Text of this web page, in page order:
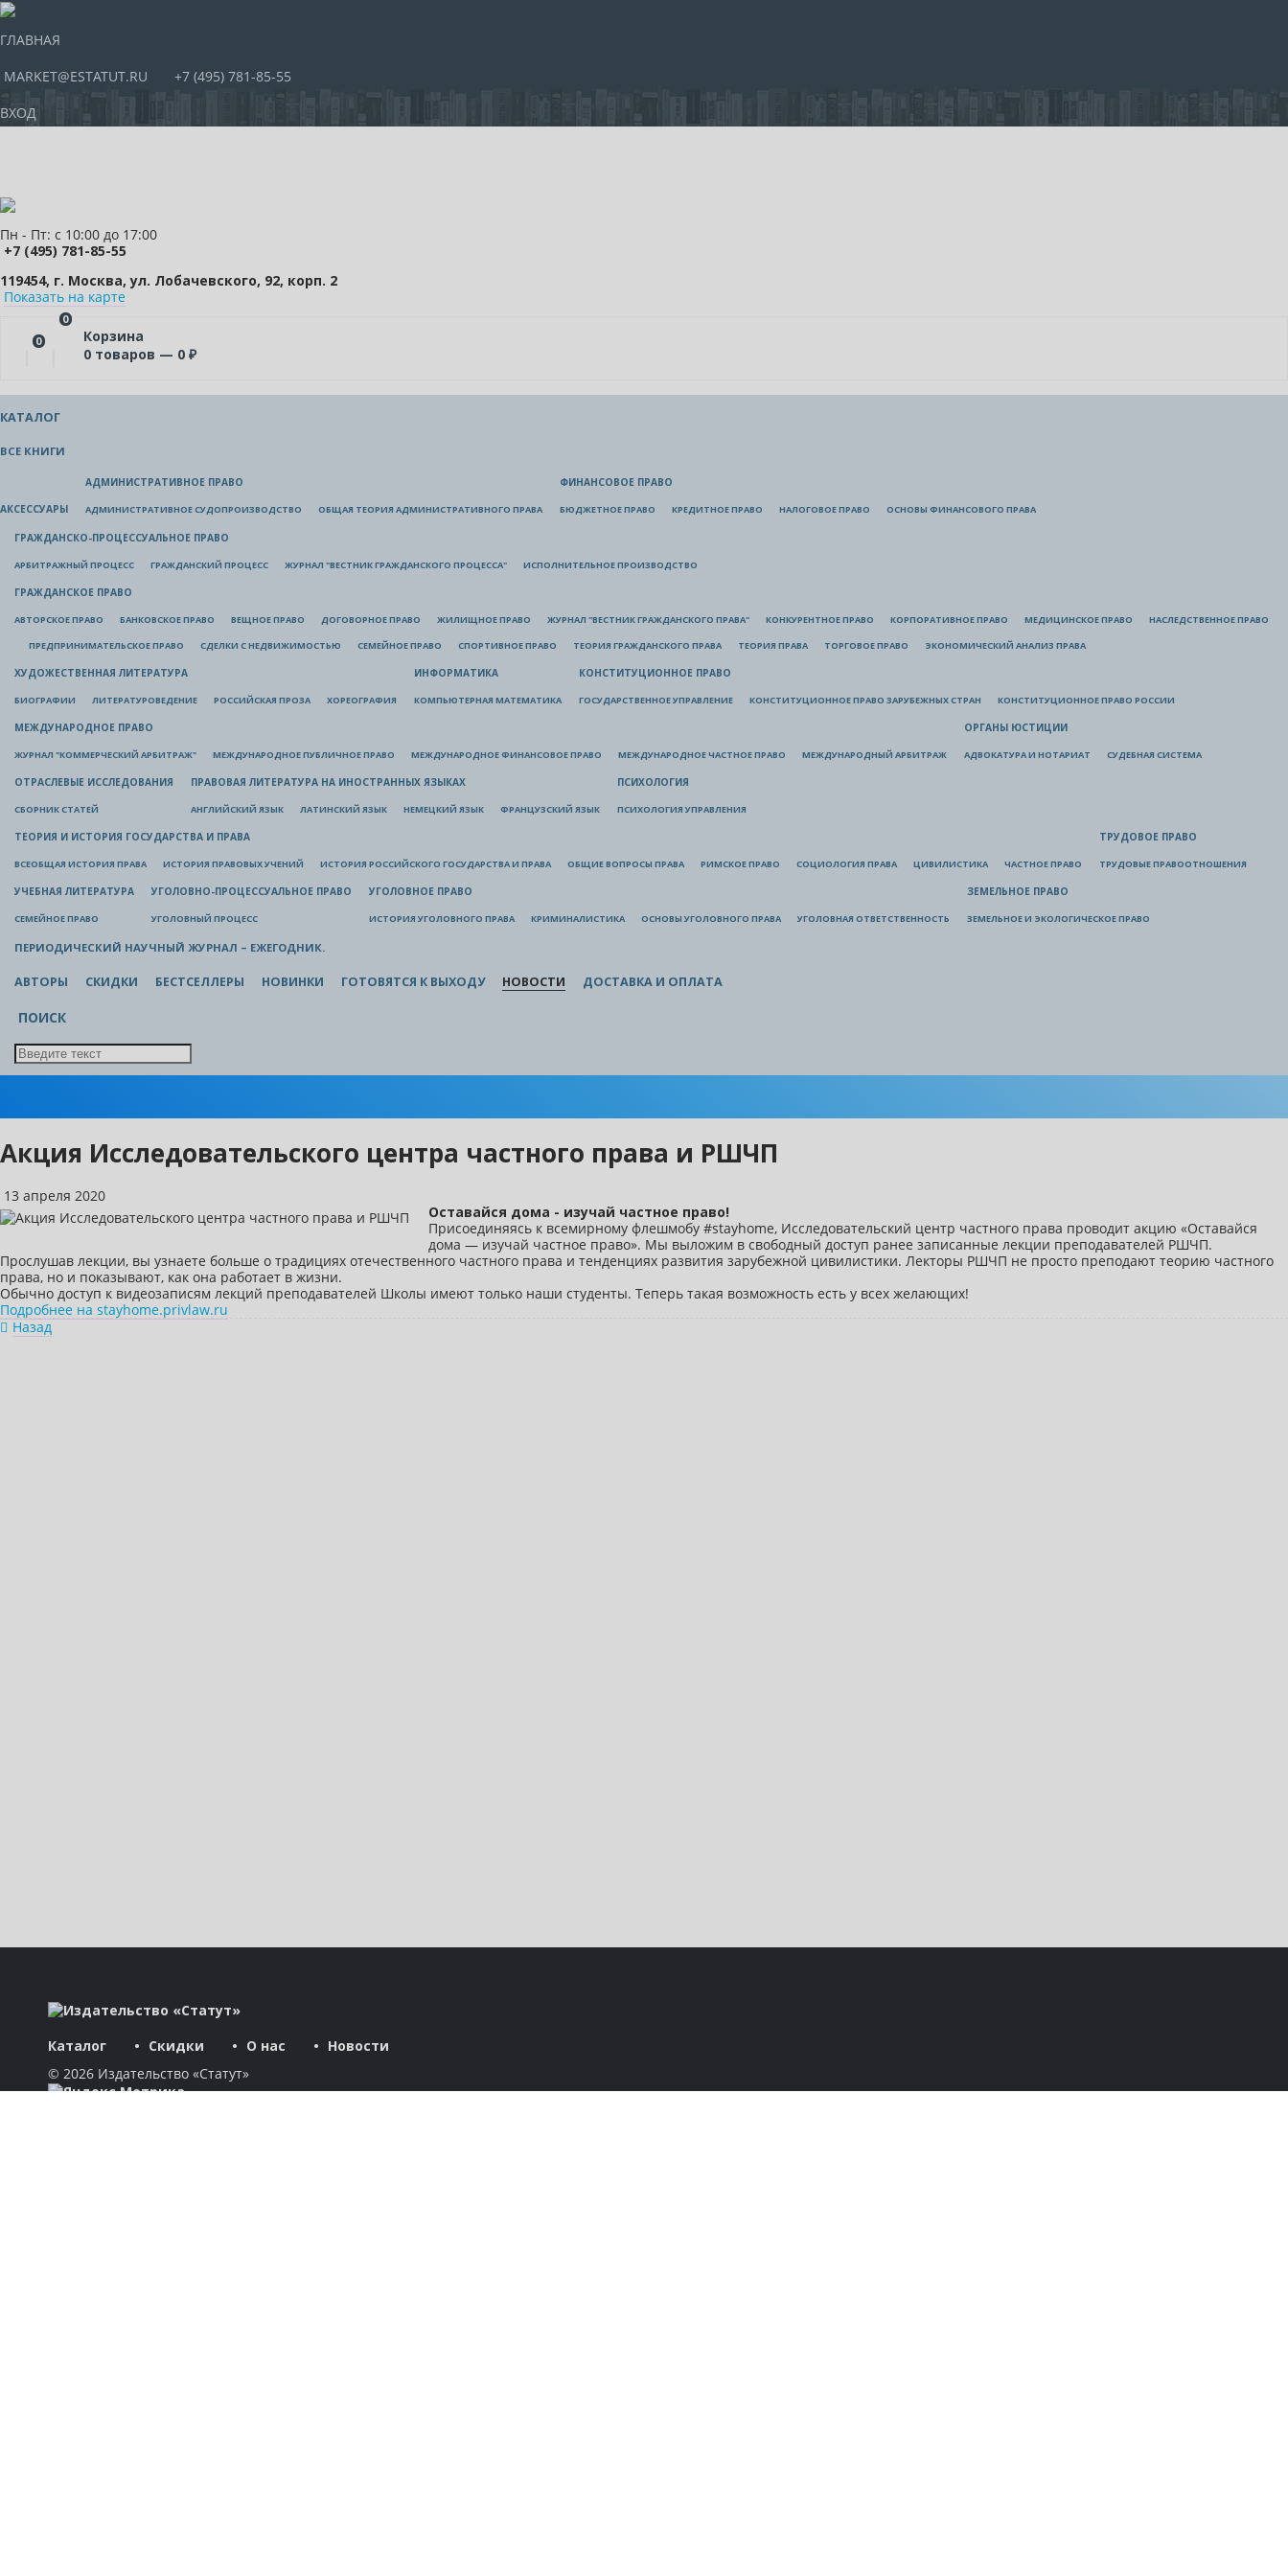
ГЛАВНАЯ
MARKET@ESTATUT.RU
+7 (495) 781-85-55
ВХОД
Пн - Пт: с 10:00 до 17:00
+7 (495) 781-85-55
119454, г. Москва, ул. Лобачевского, 92, корп. 2
Показать на карте
0
0
Корзина
0 товаров — 0 ₽
КАТАЛОГ
ВСЕ КНИГИ
АКСЕССУАРЫ
АДМИНИСТРАТИВНОЕ ПРАВО
АДМИНИСТРАТИВНОЕ СУДОПРОИЗВОДСТВО ОБЩАЯ ТЕОРИЯ АДМИНИСТРАТИВНОГО ПРАВА
ФИНАНСОВОЕ ПРАВО
БЮДЖЕТНОЕ ПРАВО КРЕДИТНОЕ ПРАВО НАЛОГОВОЕ ПРАВО ОСНОВЫ ФИНАНСОВОГО ПРАВА
ГРАЖДАНСКО-ПРОЦЕССУАЛЬНОЕ ПРАВО
АРБИТРАЖНЫЙ ПРОЦЕСС ГРАЖДАНСКИЙ ПРОЦЕСС ЖУРНАЛ "ВЕСТНИК ГРАЖДАНСКОГО ПРОЦЕССА" ИСПОЛНИТЕЛЬНОЕ ПРОИЗВОДСТВО
ГРАЖДАНСКОЕ ПРАВО
АВТОРСКОЕ ПРАВО БАНКОВСКОЕ ПРАВО ВЕЩНОЕ ПРАВО ДОГОВОРНОЕ ПРАВО ЖИЛИЩНОЕ ПРАВО ЖУРНАЛ "ВЕСТНИК ГРАЖДАНСКОГО ПРАВА" КОНКУРЕНТНОЕ ПРАВО КОРПОРАТИВНОЕ ПРАВО МЕДИЦИНСКОЕ ПРАВО НАСЛЕДСТВЕННОЕ ПРАВО
ПРЕДПРИНИМАТЕЛЬСКОЕ ПРАВО СДЕЛКИ С НЕДВИЖИМОСТЬЮ СЕМЕЙНОЕ ПРАВО СПОРТИВНОЕ ПРАВО ТЕОРИЯ ГРАЖДАНСКОГО ПРАВА ТЕОРИЯ ПРАВА ТОРГОВОЕ ПРАВО ЭКОНОМИЧЕСКИЙ АНАЛИЗ ПРАВА
ХУДОЖЕСТВЕННАЯ ЛИТЕРАТУРА
БИОГРАФИИ ЛИТЕРАТУРОВЕДЕНИЕ РОССИЙСКАЯ ПРОЗА ХОРЕОГРАФИЯ
ИНФОРМАТИКА
КОМПЬЮТЕРНАЯ МАТЕМАТИКА
КОНСТИТУЦИОННОЕ ПРАВО
ГОСУДАРСТВЕННОЕ УПРАВЛЕНИЕ КОНСТИТУЦИОННОЕ ПРАВО ЗАРУБЕЖНЫХ СТРАН КОНСТИТУЦИОННОЕ ПРАВО РОССИИ
МЕЖДУНАРОДНОЕ ПРАВО
ЖУРНАЛ "КОММЕРЧЕСКИЙ АРБИТРАЖ" МЕЖДУНАРОДНОЕ ПУБЛИЧНОЕ ПРАВО МЕЖДУНАРОДНОЕ ФИНАНСОВОЕ ПРАВО МЕЖДУНАРОДНОЕ ЧАСТНОЕ ПРАВО МЕЖДУНАРОДНЫЙ АРБИТРАЖ
ОРГАНЫ ЮСТИЦИИ
АДВОКАТУРА И НОТАРИАТ СУДЕБНАЯ СИСТЕМА
ОТРАСЛЕВЫЕ ИССЛЕДОВАНИЯ
СБОРНИК СТАТЕЙ
ПРАВОВАЯ ЛИТЕРАТУРА НА ИНОСТРАННЫХ ЯЗЫКАХ
АНГЛИЙСКИЙ ЯЗЫК ЛАТИНСКИЙ ЯЗЫК НЕМЕЦКИЙ ЯЗЫК ФРАНЦУЗСКИЙ ЯЗЫК
ПСИХОЛОГИЯ
ПСИХОЛОГИЯ УПРАВЛЕНИЯ
ТЕОРИЯ И ИСТОРИЯ ГОСУДАРСТВА И ПРАВА
ВСЕОБЩАЯ ИСТОРИЯ ПРАВА ИСТОРИЯ ПРАВОВЫХ УЧЕНИЙ ИСТОРИЯ РОССИЙСКОГО ГОСУДАРСТВА И ПРАВА ОБЩИЕ ВОПРОСЫ ПРАВА РИМСКОЕ ПРАВО СОЦИОЛОГИЯ ПРАВА ЦИВИЛИСТИКА ЧАСТНОЕ ПРАВО
ТРУДОВОЕ ПРАВО
ТРУДОВЫЕ ПРАВООТНОШЕНИЯ
УЧЕБНАЯ ЛИТЕРАТУРА
СЕМЕЙНОЕ ПРАВО
УГОЛОВНО-ПРОЦЕССУАЛЬНОЕ ПРАВО
УГОЛОВНЫЙ ПРОЦЕСС
УГОЛОВНОЕ ПРАВО
ИСТОРИЯ УГОЛОВНОГО ПРАВА КРИМИНАЛИСТИКА ОСНОВЫ УГОЛОВНОГО ПРАВА УГОЛОВНАЯ ОТВЕТСТВЕННОСТЬ
ЗЕМЕЛЬНОЕ ПРАВО
ЗЕМЕЛЬНОЕ И ЭКОЛОГИЧЕСКОЕ ПРАВО
ПЕРИОДИЧЕСКИЙ НАУЧНЫЙ ЖУРНАЛ – ЕЖЕГОДНИК.
АВТОРЫ СКИДКИ БЕСТСЕЛЛЕРЫ НОВИНКИ ГОТОВЯТСЯ К ВЫХОДУ НОВОСТИ ДОСТАВКА И ОПЛАТА
ПОИСК
Акция Исследовательского центра частного права и РШЧП
13 апреля 2020
Оставайся дома - изучай частное право!
Присоединяясь к всемирному флешмобу #stayhome, Исследовательский центр частного права проводит акцию «Оставайся
дома — изучай частное право». Мы выложим в свободный доступ ранее записанные лекции преподавателей РШЧП.
Прослушав лекции, вы узнаете больше о традициях отечественного частного права и тенденциях развития зарубежной цивилистики. Лекторы РШЧП не просто преподают теорию частного
права, но и показывают, как она работает в жизни.
Обычно доступ к видеозаписям лекций преподавателей Школы имеют только наши студенты. Теперь такая возможность есть у всех желающих!
Подробнее на stayhome.privlaw.ru
Назад
Каталог Скидки О нас
Новости
© 2026 Издательство «Статут»